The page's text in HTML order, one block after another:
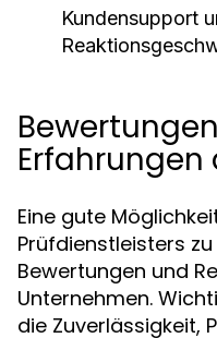
Kundensupport
Erfahrungen
Eine gute
Prüfdienstleisters
Bewertungen und
Unternehmen.
die Zuverlässigkeit,